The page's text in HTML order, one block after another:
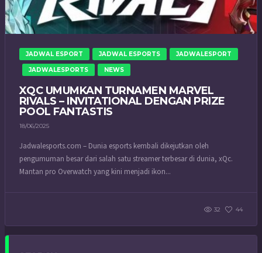
JADWAL ESPORT JADWAL ESPORTS JADWALESPORT
JADWALESPORTS NEWS
XQC UMUMKAN TURNAMEN MARVEL
RIVALS – INVITATIONAL DENGAN PRIZE
POOL FANTASTIS
18/06/2025
Jadwalesports.com – Dunia esports kembali dikejutkan oleh
pengumuman besar dari salah satu streamer terbesar di dunia, xQc.
Mantan pro Overwatch yang kini menjadi ikon...
32 44